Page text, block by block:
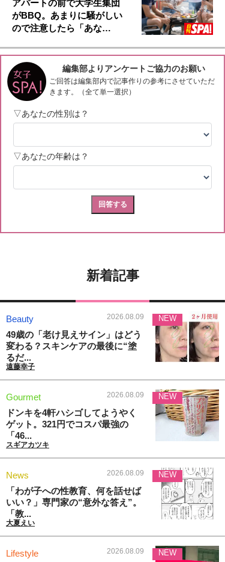
アパートの前で大学生集団
がBBQ。あまりに騒がしい
ので注意したら「あな…
新着記事
Beauty 2026.08.09
49歳の「老け見えサイン」はどう
変わる？スキンケアの最後に“塗
るだ...
遠藤幸子
NEW
Gourmet 2026.08.09
ドンキを4軒ハシゴしてようやく
ゲット。321円でコスパ最強の
「46...
スギアカツキ
NEW
News 2026.08.09
「わが子への性教育、何を話せば
いい？」専門家の“意外な答え”。
「教...
大夏えい
NEW
Lifestyle 2026.08.09 NEW